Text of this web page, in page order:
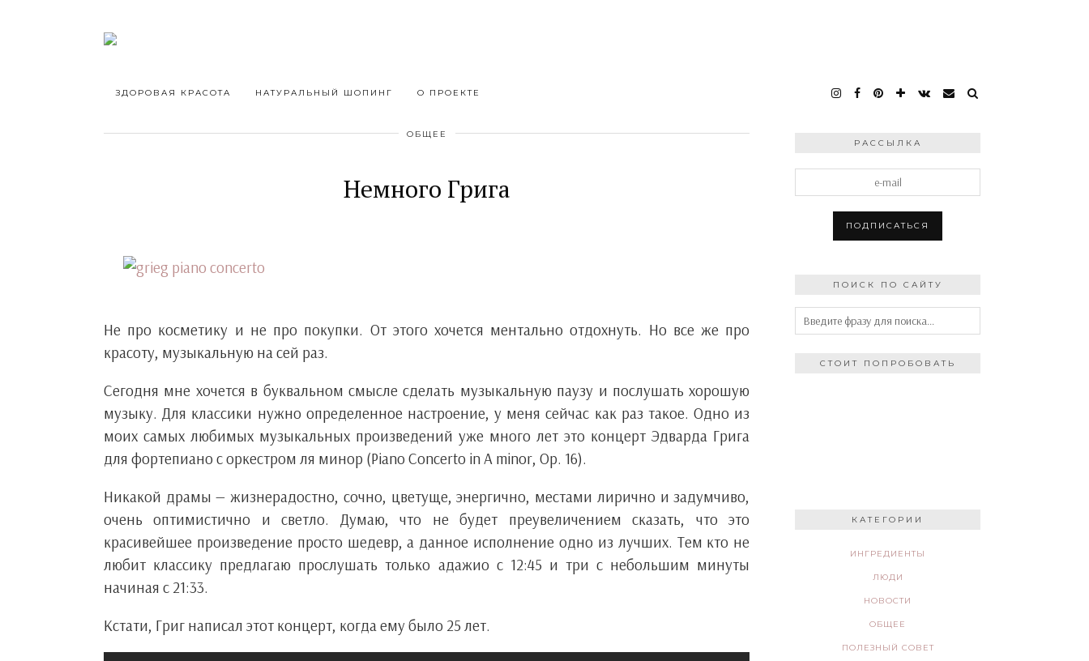
ЗДОРОВАЯ КРАСОТА НАТУРАЛЬНЫЙ ШОПИНГ О ПРОЕКТЕ
ОБЩЕЕ
Немного Грига
Не про косметику и не про покупки. От этого хочется ментально отдохнуть. Но все же про
красоту, музыкальную на сей раз.
Сегодня мне хочется в буквальном смысле сделать музыкальную паузу и послушать хорошую
музыку. Для классики нужно определенное настроение, у меня сейчас как раз такое. Одно из
моих самых любимых музыкальных произведений уже много лет это концерт Эдварда Грига
для фортепиано с оркестром ля минор (Piano Concerto in A minor, Op. 16).
Никакой драмы — жизнерадостно, сочно, цветуще, энергично, местами лирично и задумчиво,
очень оптимистично и светло. Думаю, что не будет преувеличением сказать, что это
красивейшее произведение просто шедевр, а данное исполнение одно из лучших. Тем кто не
любит классику предлагаю прослушать только адажио с 12:45 и три с небольшим минуты
начиная с 21:33.
Кстати, Григ написал этот концерт, когда ему было 25 лет.
РАССЫЛКА
ПОИСК ПО САЙТУ
СТОИТ ПОПРОБОВАТЬ
КАТЕГОРИИ
ИНГРЕДИЕНТЫ
ЛЮДИ
НОВОСТИ
ОБЩЕЕ
ПОЛЕЗНЫЙ СОВЕТ